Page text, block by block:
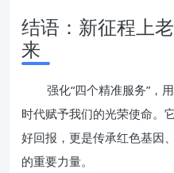
结语：新征程上
来
强化“四个精准服务”，
时代赋予我们的光荣使命。
好回报，更是传承红色基因
的重要力量。